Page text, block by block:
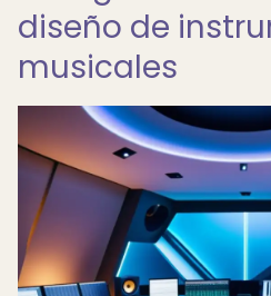
diseño de
musicales